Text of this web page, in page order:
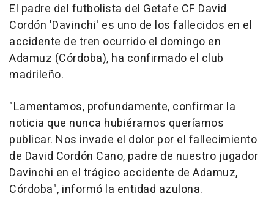
El padre del futbolista del Getafe CF David
Cordón 'Davinchi' es uno de los fallecidos en el
accidente de tren ocurrido el domingo en
Adamuz (Córdoba), ha confirmado el club
madrileño.
"Lamentamos, profundamente, confirmar la
noticia que nunca hubiéramos queríamos
publicar. Nos invade el dolor por el fallecimiento
de David Cordón Cano, padre de nuestro jugador
Davinchi en el trágico accidente de Adamuz,
Córdoba", informó la entidad azulona.